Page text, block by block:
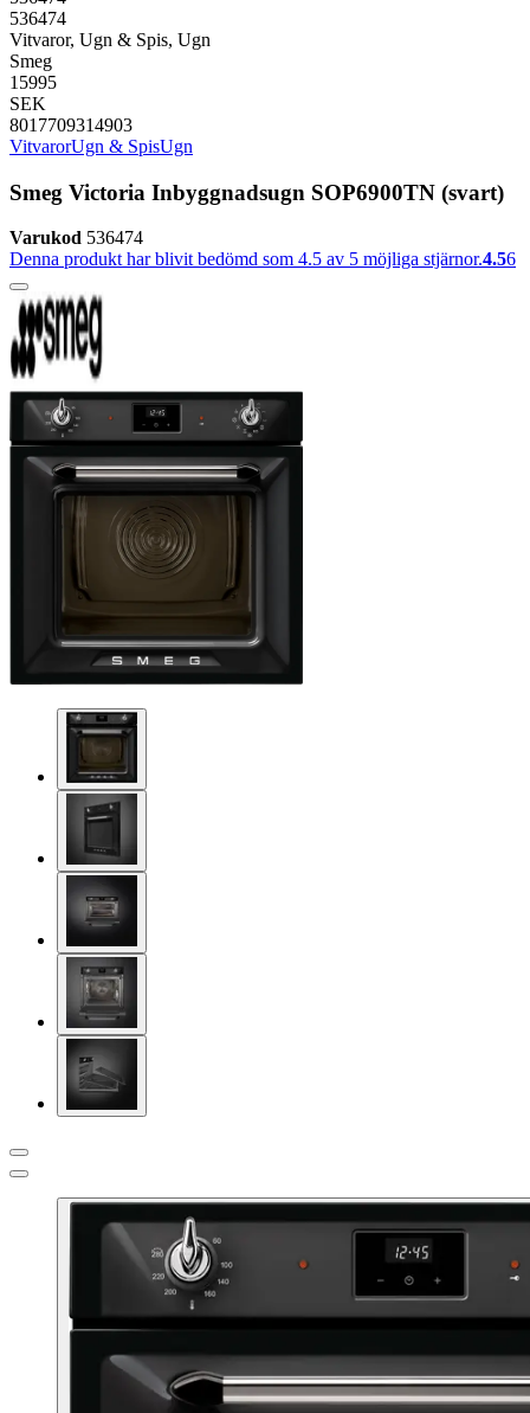
536474
Vitvaror, Ugn & Spis, Ugn
Smeg
15995
SEK
8017709314903
VitvarorUgn & SpisUgn
Smeg Victoria Inbyggnadsugn SOP6900TN (svart)
Varukod 536474
Denna produkt har blivit bedömd som 4.5 av 5 möjliga stjärnor.4.56